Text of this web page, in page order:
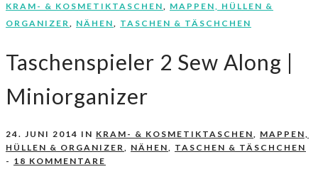
stitchydoo
Nähen, Häkeln, Selbermachen.
KRAM- & KOSMETIKTASCHEN, MAPPEN, HÜLLEN &
ORGANIZER, NÄHEN, TASCHEN & TÄSCHCHEN
Taschenspieler 2 Sew Along |
Miniorganizer
24. JUNI 2014 IN KRAM- & KOSMETIKTASCHEN, MAPPEN,
HÜLLEN & ORGANIZER, NÄHEN, TASCHEN & TÄSCHCHEN
- 18 KOMMENTARE